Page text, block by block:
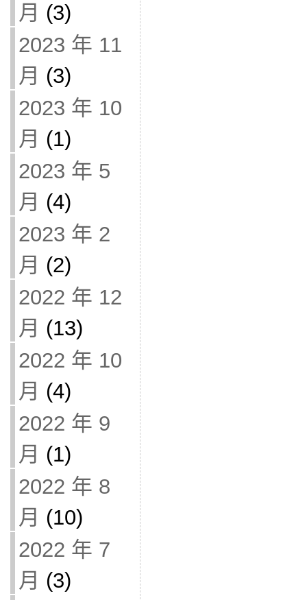
月 (3)
2023 年 11
月 (3)
2023 年 10
月 (1)
2023 年 5
月 (4)
2023 年 2
月 (2)
2022 年 12
月 (13)
2022 年 10
月 (4)
2022 年 9
月 (1)
2022 年 8
月 (10)
2022 年 7
月 (3)